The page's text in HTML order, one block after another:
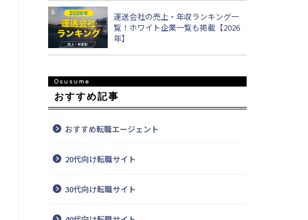
運送会社の売上・年収ランキング一
覧！ホワイト企業一覧も掲載【2026
年】
おすすめ記事
おすすめ転職エージェント
20代向け転職サイト
30代向け転職サイト